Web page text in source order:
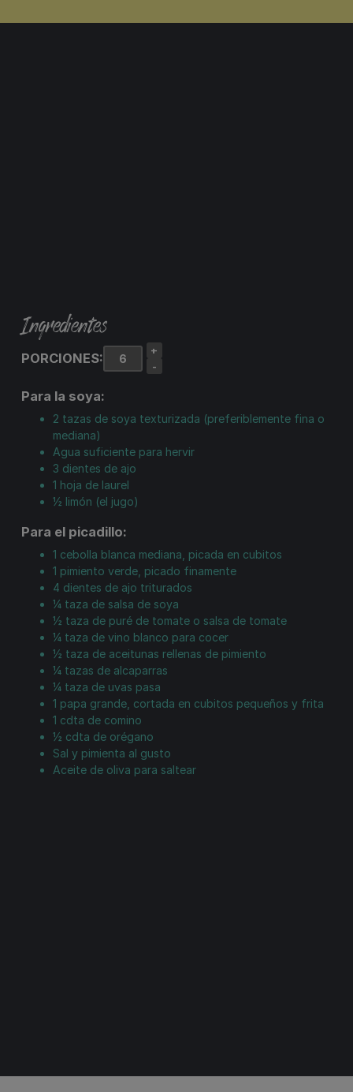
Ingredientes
PORCIONES:
+
-
Para la soya:
2 tazas de soya texturizada (preferiblemente fina o
mediana)
Agua suficiente para hervir
3 dientes de ajo
1 hoja de laurel
½ limón (el jugo)
Para el picadillo:
1 cebolla blanca mediana, picada en cubitos
1 pimiento verde, picado finamente
4 dientes de ajo triturados
¼ taza de salsa de soya
½ taza de puré de tomate o salsa de tomate
¼ taza de vino blanco para cocer
½ taza de aceitunas rellenas de pimiento
¼ tazas de alcaparras
¼ taza de uvas pasa
1 papa grande, cortada en cubitos pequeños y frita
1 cdta de comino
½ cdta de orégano
Sal y pimienta al gusto
Aceite de oliva para saltear